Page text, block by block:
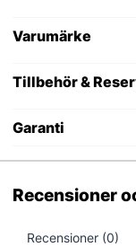
Varumärke
Tillbehör &
Garanti
Recensioner
Recensioner (0)